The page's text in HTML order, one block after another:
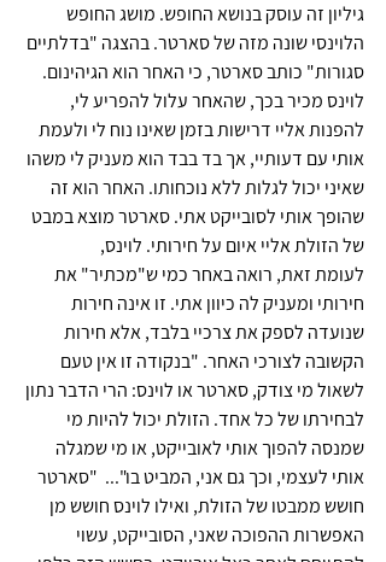
גיליון זה עוסק בנושא החופש. מושג החופש
הלוינסי שונה מזה של סארטר. בהצגה "בדלתיים
סגורות" כותב סארטר, כי האחר הוא הגיהינום.
לוינס מכיר בכך, שהאחר עלול להפריע לי,
להפנות אליי דרישות בזמן שאינו נוח לי ולעמת
אותי עם דעותיי, אך בד בבד הוא מעניק לי משהו
שאיני יכול לגלות ללא נוכחותו. האחר הוא זה
שהופך אותי לסובייקט אתי. סארטר מוצא במבט
של הזולת אליי איום על חירותי. לוינס,
לעומת זאת, רואה באחר כמי ש"מכתיר" את
חירותי ומעניק לה כיוון אתי. זו אינה חירות
שנועדה לספק את צרכיי בלבד, אלא חירות
הקשובה לצורכי האחר. "בנקודה זו אין טעם
לשאול מי צודק, סארטר או לוינס: הרי הדבר נתון
לבחירתו של כל אחד. הזולת יכול להיות מי
שמנסה להפוך אותי לאובייקט, או מי שמגלה
אותי לעצמי, וכך גם אני, המביט בו"...  "סארטר
חושש ממבטו של הזולת, ואילו לוינס חושש מן
האפשרות ההפוכה שאני, הסובייקט, עשוי